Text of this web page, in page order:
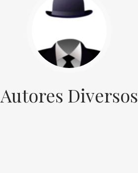
Autores Diversos